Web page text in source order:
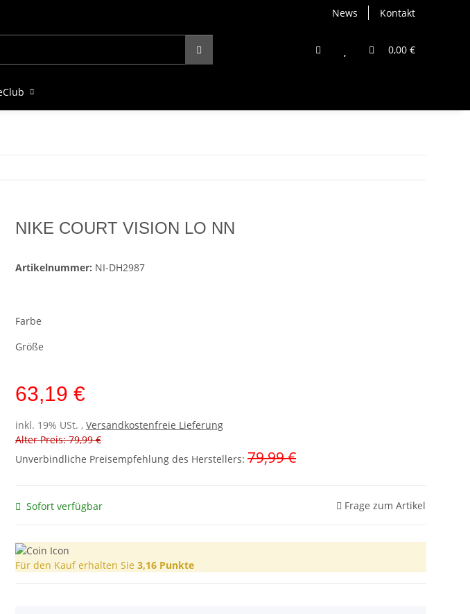
News Kontakt
0,00 €
NIKE COURT VISION LO NN
Artikelnummer: NI-DH2987
Farbe
Größe
63,19 €
inkl. 19% USt. , Versandkostenfreie Lieferung
Alter Preis: 79,99 €
Unverbindliche Preisempfehlung des Herstellers: 79,99 €
Sofort verfügbar Frage zum Artikel
Für den Kauf erhalten Sie 3,16 Punkte